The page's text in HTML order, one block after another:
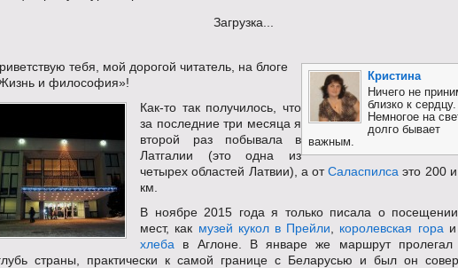
Загрузка...
Кристина
Ничего не
близко к сердцу.
Немногое на
долго бывает
важным.
тебя, мой дорогой читатель, на блоге
и философия»!
Как-то так получилось, что
за последние три месяца я
второй раз побывала в
Латгалии (это одна из
четырех областей Латвии), а отСаласпилса это 200
км.
В ноябре 2015 года я только писала о посещении
мест, как музей кукол в Прейли королевская гора и
хлеба в Аглоне. В январе же маршрут пролегал
страны, практически к самой границе с Беларусью и был он